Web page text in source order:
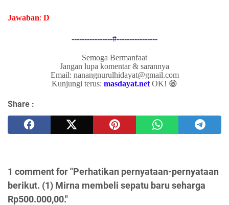
Jawaban: D
----------------#----------------
Semoga Bermanfaat
Jangan lupa komentar & sarannya
Email: nanangnurulhidayat@gmail.com
Kunjungi terus: masdayat.net OK! 😁
Share :
1 comment for "Perhatikan pernyataan-pernyataan
berikut. (1) Mirna membeli sepatu baru seharga
Rp500.000,00."